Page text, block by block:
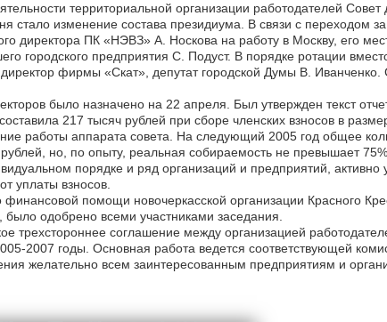
территориальной организации работодателей Совет
стало изменение состава президиума. В связи с переходом
директора ПК «НЭВЗ» А. Носкова на работу в Москву, его
городского предприятия С. Подуст. В порядке ротации
фирмы «Скат», депутат городской Думы В. Иванченко.
было назначено на 22 апреля. Был утвержден текст
217 тысяч рублей при сборе членских взносов в
работы аппарата совета. На следующий 2005 год общее
но, по опыту, реальная собираемость не превышает
порядке и ряд организаций и предприятий, активно
уплаты взносов.
помощи новочеркасской организации Красного
одобрено всеми участниками заседания.
трехстороннее соглашение между организацией
2007 годы. Основная работа ведется соответствующей
желательно всем заинтересованным предприятиям и